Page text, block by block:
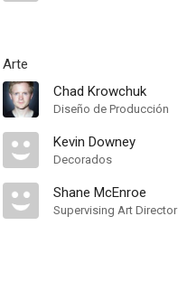
Arte
Chad Krowchuk
Diseño de Producción
Kevin Downey
Decorados
Shane McEnroe
Supervising Art Director